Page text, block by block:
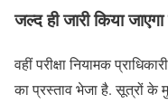
जल्द ही जारी किया
वहीं परीक्षा नियामक
का प्रस्ताव भेजा है. सूत्रों के